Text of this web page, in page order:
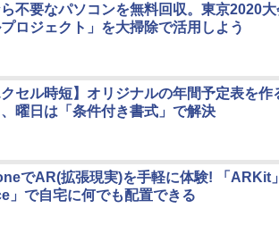
不要なパソコンを無料回収。東京2020
ロジェクト」を大掃除で活用しよう
クセル時短】オリジナルの年間予定表を作
曜日は「条件付き書式」で解決
でAR(拡張現実)を手軽に体験! 「ARKit
」で自宅に何でも配置できる